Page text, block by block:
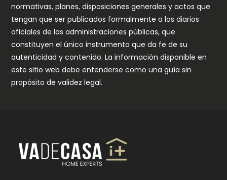
normativas, planes, disposiciones generales y actos que
tengan que ser publicados formalmente a los diarios
oficiales de las administraciones públicas, que
constituyen el único instrumento que da fe de su
autenticidad y contenido. La información disponible en
este sitio web debe entenderse como una guía sin
propósito de validez legal.